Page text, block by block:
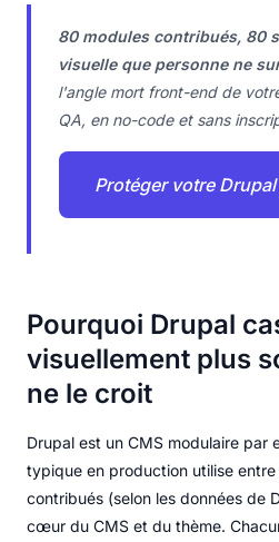
80 modules contribués, 80
visuelle que personne ne
l'angle mort front-end de
QA, en no-code et sans
Protéger votre
Pourquoi Drupal
visuellement plus
ne le croit
Drupal est un CMS modulaire par
typique en production utilise
contribués (selon les données de
cœur du CMS et du thème.